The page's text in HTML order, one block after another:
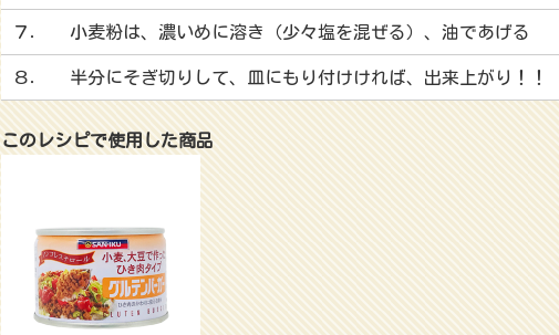
７． 小麦粉は、濃いめに溶き（少々塩を混ぜる）、油であげる
８． 半分にそぎ切りして、皿にもり付けければ、出来上がり！！
このレシピで使用した商品